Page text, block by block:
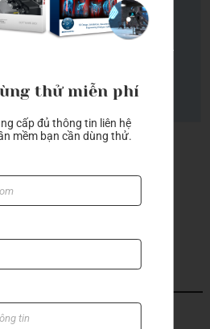
thử miễn phí
cấp đủ thông tin liên hệ
mềm bạn cần dùng thử.